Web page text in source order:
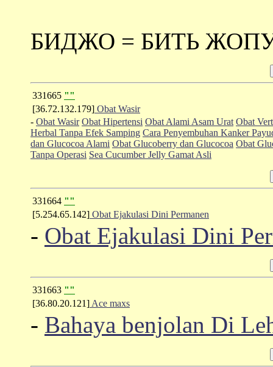
БИДЖО = БИТЬ
331665 ""
[36.72.132.179] Obat Wasir
- Obat Wasir Obat Hipertensi Obat Alami Asam Urat Obat
Herbal Tanpa Efek Samping Cara Penyembuhan Kanker
dan Glucocoa Alami Obat Glucoberry dan Glucocoa Obat
Tanpa Operasi Sea Cucumber Jelly Gamat Asli
331664 ""
[5.254.65.142] Obat Ejakulasi Dini Permanen
- Obat Ejakulasi Dini
331663 ""
[36.80.20.121] Ace maxs
- Bahaya benjolan Di